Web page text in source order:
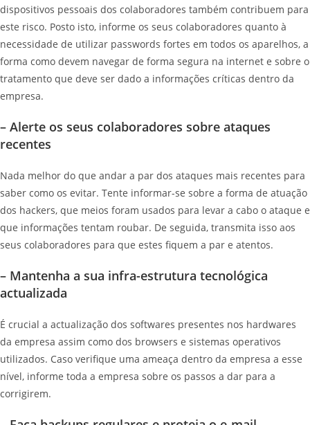
dispositivos pessoais dos colaboradores também contribuem para
este risco. Posto isto, informe os seus colaboradores quanto à
necessidade de utilizar passwords fortes em todos os aparelhos, a
forma como devem navegar de forma segura na internet e sobre o
tratamento que deve ser dado a informações críticas dentro da
empresa.
– Alerte os seus colaboradores sobre ataques
recentes
Nada melhor do que andar a par dos ataques mais recentes para
saber como os evitar. Tente informar-se sobre a forma de atuação
dos hackers, que meios foram usados para levar a cabo o ataque e
que informações tentam roubar. De seguida, transmita isso aos
seus colaboradores para que estes fiquem a par e atentos.
– Mantenha a sua infra-estrutura tecnológica
actualizada
É crucial a actualização dos softwares presentes nos hardwares
da empresa assim como dos browsers e sistemas operativos
utilizados. Caso verifique uma ameaça dentro da empresa a esse
nível, informe toda a empresa sobre os passos a dar para a
corrigirem.